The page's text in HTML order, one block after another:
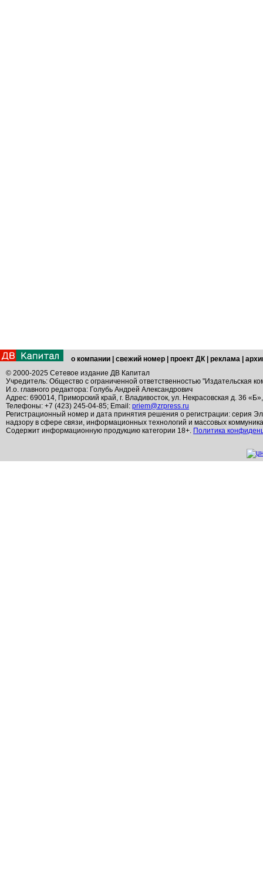
о компании свежий номер проект ДК реклама
© 2000-2025 Сетевое издание ДВ Капитал
Учредитель: Общество с ограниченной ответственностью "Издательская
И.о. главного редактора: Голубь Андрей Александрович
Адрес: 690014, Приморский край, г. Владивосток, ул. Некрасовская д. 36
Телефоны: +7 (423) 245-04-85; Email: priem@zrpress.ru
Регистрационный номер и дата принятия решения о регистрации: серия
надзору в сфере связи, информационных технологий и массовых
Содержит информационную продукцию категории 18+. Политика